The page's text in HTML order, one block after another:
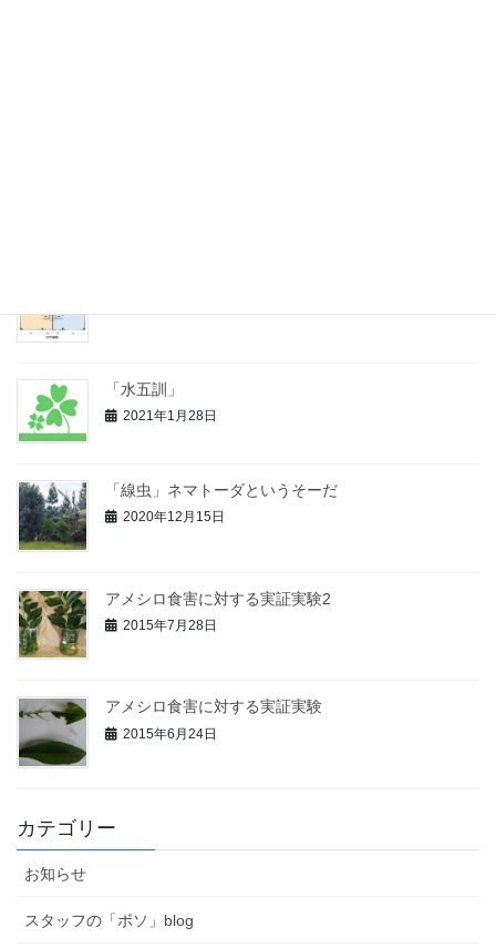
「水五訓」
2021年1月28日
「線虫」ネマトーダというそーだ
2020年12月15日
アメシロ食害に対する実証実験2
2015年7月28日
アメシロ食害に対する実証実験
2015年6月24日
カテゴリー
お知らせ
スタッフの「ボソ」blog